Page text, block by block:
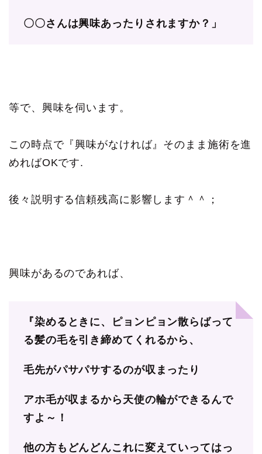
〇〇さんは興味あったりされますか？」
等で、興味を伺います。
この時点で『興味がなければ』そのまま施術を進
めればOKです.
後々説明する信頼残高に影響します＾＾；
興味があるのであれば、
『染めるときに、ピョンピョン散らばって
る髪の毛を引き締めてくれるから、
毛先がパサパサするのが収まったり
アホ毛が収まるから天使の輪ができるんで
すよ～！
他の方もどんどんこれに変えていってはっ